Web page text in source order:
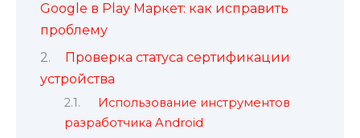
Google в Play Маркет: как исправить
проблему
Проверка статуса сертификации
устройства
Использование инструментов
разработчика Android